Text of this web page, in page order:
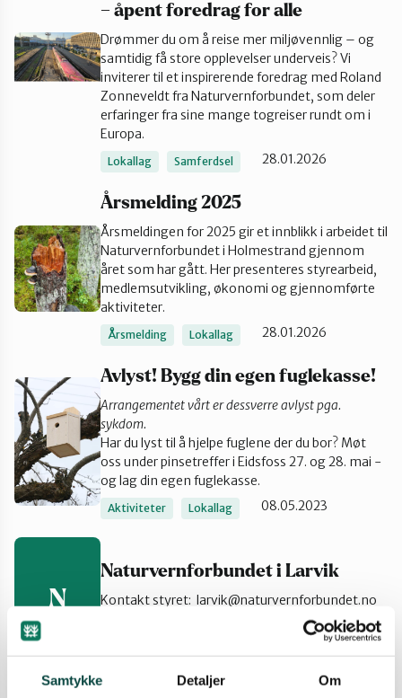
Samtykke Detaljer Om
Sandefjord
Tønsberg og Færder
– åpent foredrag for alle
Drømmer du om å reise mer miljøvennlig – og
samtidig få store opplevelser underveis? Vi
inviterer til et inspirerende foredrag med Roland
Zonneveldt fra Naturvernforbundet, som deler
erfaringer fra sine mange togreiser rundt om i
Europa.
Lokallag Samferdsel 28.01.2026
Årsmelding 2025
Årsmeldingen for 2025 gir et innblikk i arbeidet til
Naturvernforbundet i Holmestrand gjennom
året som har gått. Her presenteres styrearbeid,
medlemsutvikling, økonomi og gjennomførte
aktiviteter.
Årsmelding Lokallag 28.01.2026
Avlyst! Bygg din egen fuglekasse!
Arrangementet vårt er dessverre avlyst pga.
sykdom.
Har du lyst til å hjelpe fuglene der du bor? Møt
oss under pinsetreffer i Eidsfoss 27. og 28. mai -
og lag din egen fuglekasse.
Aktiviteter Lokallag 08.05.2023
N
Naturvernforbundet i Larvik
Kontakt styret: larvik@naturvernforbundet.no
Velkommen til årsmøte i